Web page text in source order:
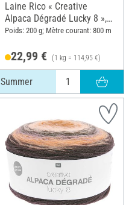
Laine Rico « Creative
Alpaca Dégradé Lucky 8 »,
Summer
Poids: 200 g; Mètre courant: 800 m
22,99 € (1 kg = 114,95 €)
Summer